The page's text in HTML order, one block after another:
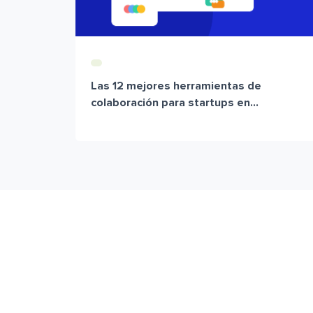
Las 12 mejores herramientas de
colaboración para startups en...